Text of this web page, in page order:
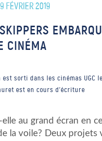
FÉVRIER 2019
CINÉMA
sorti dans les cinémas UGC
est en cours d'écriture
elle au grand écran en
la voile? Deux projets